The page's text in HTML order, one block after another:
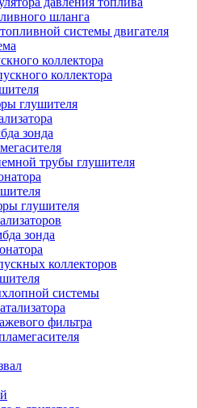
шланга
системы двигателя
коллектора
коллектора
глушителя
зонда
трубы глушителя
глушителя
зонда
коллекторов
системы
фильтра